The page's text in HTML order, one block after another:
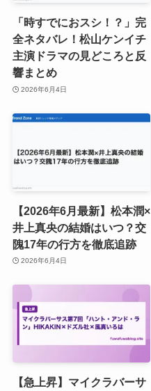
「時すでにおスシ！？」完
全ネタバレ！松山ケンイチ
主演ドラマの見どころと反
響まとめ
2026年6月4日
【2026年6月最新】松本潤×
井上真央の結婚はいつ？交
隗17年の行方を徹底追跡
2026年6月4日
【急上昇】マイクラバーサ